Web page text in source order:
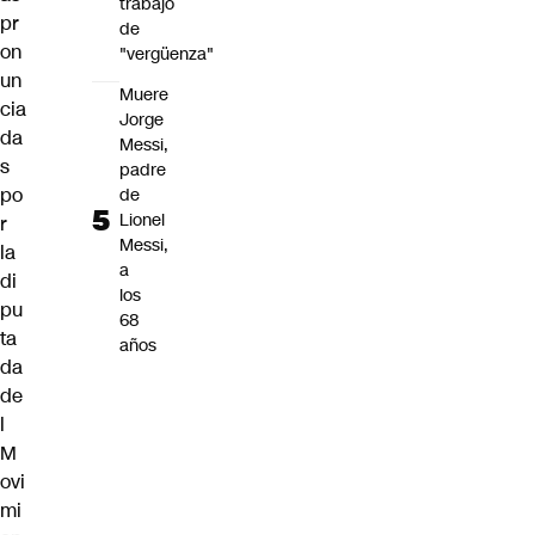
pr
on
un
cia
da
s
po
r
la
di
pu
ta
da
de
l
M
ovi
mi
de
"vergüenza"
Muere
Jorge
Messi,
padre
de
Lionel
Messi,
a
los
68
años